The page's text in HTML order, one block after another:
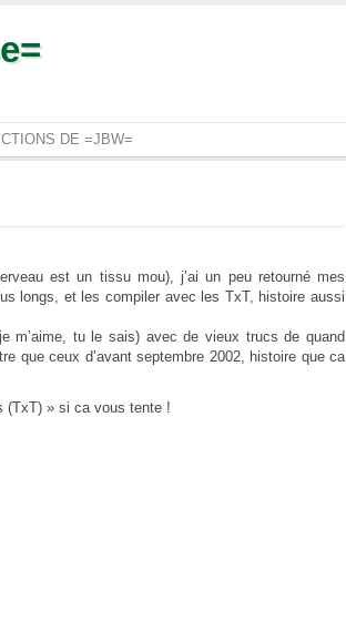
DE =JBW=
est un tissu mou), j’ai un peu retourné mes
longs, et les compiler avec les TxT, histoire aussi
m’aime, tu le sais) avec de vieux trucs de quand
que ceux d’avant septembre 2002, histoire que ca
(TxT) » si ca vous tente !